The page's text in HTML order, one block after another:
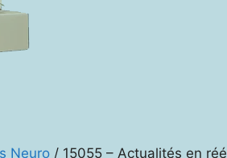
Neuro / 15055 – Actualités en